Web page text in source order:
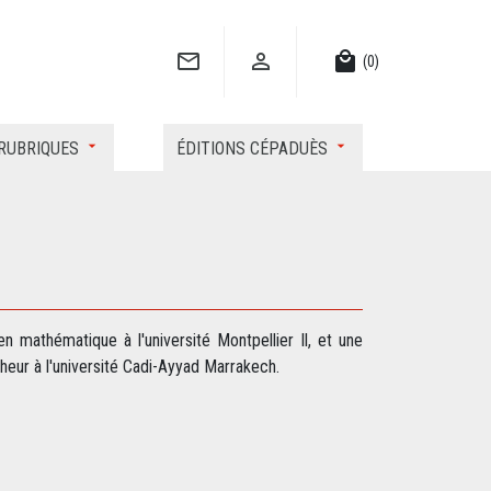
  local_mall (0)
ÉDITIONS CÉPADUÈS
mathématique à l'université Montpellier Il, et une
à l'université Cadi-Ayyad Marrakech.